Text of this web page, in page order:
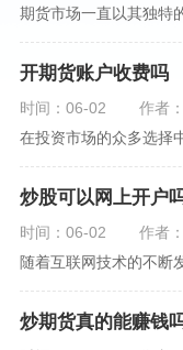
开期货账户收费吗
时间：06-02
作者
炒股可以网上开户
时间：06-02
作者
炒期货真的能赚钱